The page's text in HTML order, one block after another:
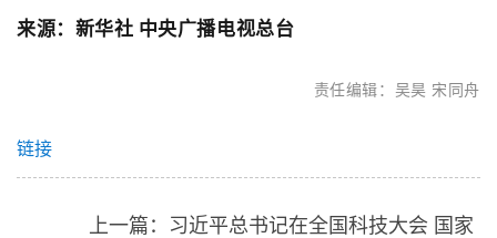
来源：新华社 中央广播电视总台
责任编辑： 吴昊 宋同舟
链接
上一篇：习近平总书记在全国科技大会 国家